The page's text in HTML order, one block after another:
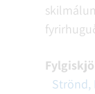
Strönd,